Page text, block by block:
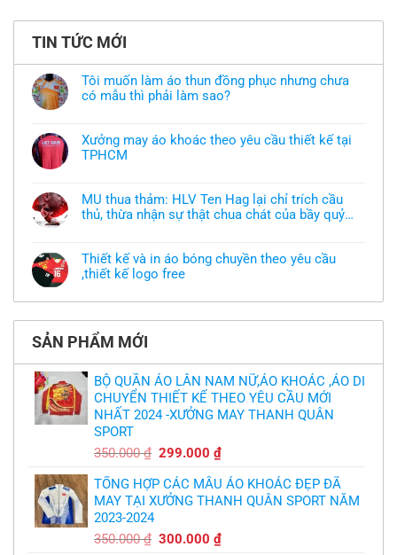
TIN TỨC MỚI
Tôi muốn làm áo thun đồng phục nhưng chưa
có mẫu thì phải làm sao?
bình
luận
ở
áo
thun
đồng
chưa
có
mẫu
thì
làm
Xưởng may áo khoác theo yêu cầu thiết kế tại
TPHCM
bình
luận
ở
khoác
theo
yêu
thiết
tại
TPHCM
MU thua thảm: HLV Ten Hag lại chỉ trích cầu
thủ, thừa nhận sự thật chua chát của bầy quỷ
bình
luận
ở
thảm:
Hag
lại
trích
cầu
thủ,
thừa
nhận
sự
thật
chát
bầy
quỷ
nhỏ
Thiết kế và in áo bóng chuyền theo yêu cầu
,thiết kế logo free
có
luận
Thiết
và
in
áo
bóng
chuyền
theo
,thiết
free
SẢN PHẨM MỚI
BỘ QUẦN ÁO LÂN NAM NỮ,ÁO KHOÁC ,ÁO DI
CHUYỂN THIẾT KẾ THEO YÊU CẦU MỚI
NHẤT 2024 -XƯỞNG MAY THANH QUÂN
SPORT
350.000₫ Giá
là:
350.000 ₫.
299.000₫Giá
tại
là:
TỔNG HỢP CÁC MẪU ÁO KHOÁC ĐẸP ĐÃ
MAY TẠI XƯỞNG THANH QUÂN SPORT NĂM
2023-2024
350.000₫ Giá
300.000₫Giá